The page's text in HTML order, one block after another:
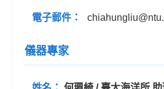
電子郵件：
儀器專家